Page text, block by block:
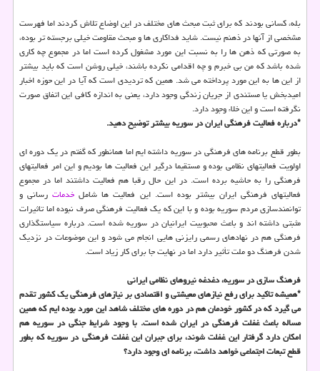
بله، کسانی بودند که برای ثبت مبحث های مختلف در این اوضاع تلاش کردند اما فهرست
مشخصی از آنها در ذهنم نیست. شاید فداکاری ها و مبحث مقاومت خیلی برجسته تر بوده،
به صورتی که ذهن ها را به نسبت این مورد مشغول کرده است اما در مجموع چه کاری
شده باشد که من بی خبرم و چه اقدامی نکرده باشند، خیلی روشن است که باید بیشتر
از این ها به این مورد پرداخته می شد. همین که تردیدی است که آیا در این حوزه اخبار
امیدبخش یا مستندی از جریان زندگی وجود دارد، یعنی به اندازه کافی این اتفاق صورت
نگرفته است و این خلاء وجود دارد.
*درباره فعالیت فرهنگی ایران در سوریه بیشتر توضیح دهید.
بطور قطع برنامه های فرهنگی در سوریه داشته ایم اما همانطور که گفتم در یک دوره ای
اولویت فعالیتهای نظامی بوده و مستقیما درگیر این فعالیت ها بودیم و این امر فعالیتهای
فرهنگی را به حاشیه برده است. در این حال رقبا هم فعالیت داشتند اما در مجموع
فعالیتهای فرهنگی ایران بیشتر بوده است. این فعالیت ها شامل خدماترسانی و
توانمندسازی مردم سوریه بوده و با این که یک فعالیت فرهنگی صرف نبوده اما تاثیرات
مثبتی داشته اند و باعث محبوبیت ایرانیان در سوریه شده است. درباره سیاستگذاری
فرهنگی هم در نهادهای رسمی رایزنی هایی انجام می شود و این موضوعات در نزدیک
شدن فرهنگ دو ملت تأثیر دارد اما در نهایت جا برای کار زیاد است.
فرهنگ سازی در سوریه، دغدغه نیروهای نظامی ایرانی
*همیشه تاکید برای رفع نیازهای معیشتی و اقتصادی بر نیازهای فرهنگی یک کشور تقدم
می گیرد که در کشور خودمان هم در دوره های مختلف شاهد این مورد بوده ایم که همین
مساله باعث غفلت فرهنگی در ایران شده است. با وجود شرایط جنگی در سوریه هم
امکان دارد گرفتار این غفلت شوند، برای جبران این غفلت فرهنگی در سوریه که بطور
قطع تبعات اجتماعی خواهد داشت، برنامه ای وجود دارد؟